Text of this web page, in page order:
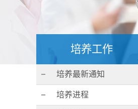
培养工作
培养最新通知
培养进程